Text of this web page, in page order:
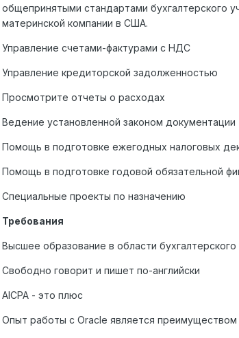
общепринятыми стандартами бухгалтерского
материнской компании в США.
Управление счетами-фактурами с НДС
Управление кредиторской задолженностью
Просмотрите отчеты о расходах
Ведение установленной законом документации
Помощь в подготовке ежегодных налоговых
Помощь в подготовке годовой обязательной
Специальные проекты по назначению
Требования
Высшее образование в области бухгалтерского
Свободно говорит и пишет по-английски
AICPA - это плюс
Опыт работы с Oracle является преимуществом